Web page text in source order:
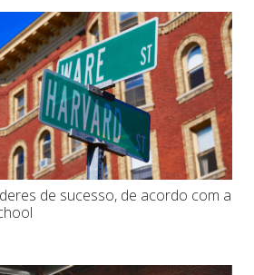
de sucesso, de acordo com a